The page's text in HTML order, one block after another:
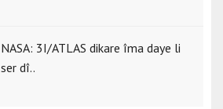
NASA: 3I/ATLAS dikare îma daye li
ser dî..